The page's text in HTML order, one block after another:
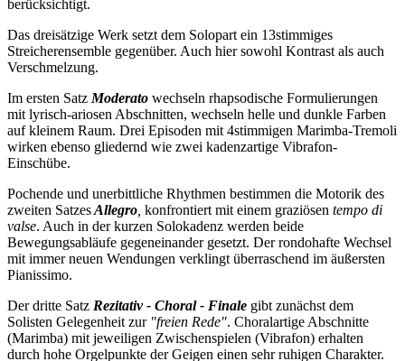
berücksichtigt.
Das dreisätzige Werk setzt dem Solopart ein 13stimmiges
Streicherensemble gegenüber. Auch hier sowohl Kontrast als auch
Verschmelzung.
Im ersten Satz Moderato wechseln rhapsodische Formulierungen
mit lyrisch-ariosen Abschnitten, wechseln helle und dunkle Farben
auf kleinem Raum. Drei Episoden mit 4stimmigen Marimba-Tremoli
wirken ebenso gliedernd wie zwei kadenzartige Vibrafon-
Einschübe.
Pochende und unerbittliche Rhythmen bestimmen die Motorik des
zweiten SatzesAllegro konfrontiert mit einem graziösen tempo di
valse. Auch in der kurzen Solokadenz werden beide
Bewegungsabläufe gegeneinander gesetzt. Der rondohafte Wechsel
mit immer neuen Wendungen verklingt überraschend im äußersten
Pianissimo.
Der dritte Satz Rezitativ - Choral - Finale gibt zunächst dem
Solisten Gelegenheit zur "freien Rede". Choralartige Abschnitte
(Marimba) mit jeweiligen Zwischenspielen (Vibrafon) erhalten
durch hohe Orgelpunkte der Geigen einen sehr ruhigen Charakter.